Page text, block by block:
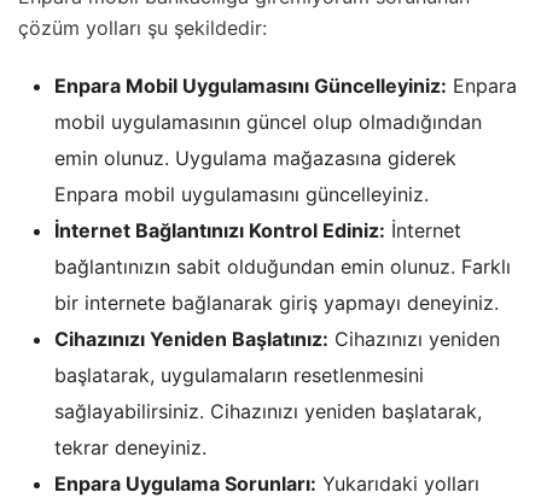
çözüm yolları şu şekildedir:
Enpara Mobil Uygulamasını Güncelleyiniz: Enpara
mobil uygulamasının güncel olup olmadığından
emin olunuz. Uygulama mağazasına giderek
Enpara mobil uygulamasını güncelleyiniz.
İnternet Bağlantınızı Kontrol Ediniz: İnternet
bağlantınızın sabit olduğundan emin olunuz. Farklı
bir internete bağlanarak giriş yapmayı deneyiniz.
Cihazınızı Yeniden Başlatınız: Cihazınızı yeniden
başlatarak, uygulamaların resetlenmesini
sağlayabilirsiniz. Cihazınızı yeniden başlatarak,
tekrar deneyiniz.
Enpara Uygulama Sorunları: Yukarıdaki yolları